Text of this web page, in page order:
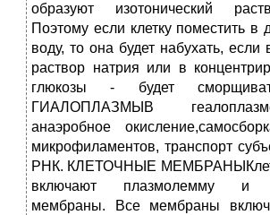
образуют изотонический
Поэтому если клетку поместить в
воду, то она будет набухать, если
раствор натрия или в
глюкозы - будет
ГИАЛОПЛАЗМЫВ
анаэробное
микрофиламентов, транспорт
РНК. КЛЕТОЧНЫЕ
включают плазмолемму и
мембраны. Все мембраны